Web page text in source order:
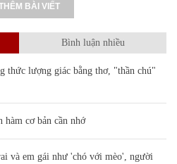
BÀI VIẾT
Bình luận nhiều
thức lượng giác bằng thơ, "thần chú"
hàm cơ bản cần nhớ
và em gái như 'chó với mèo', người